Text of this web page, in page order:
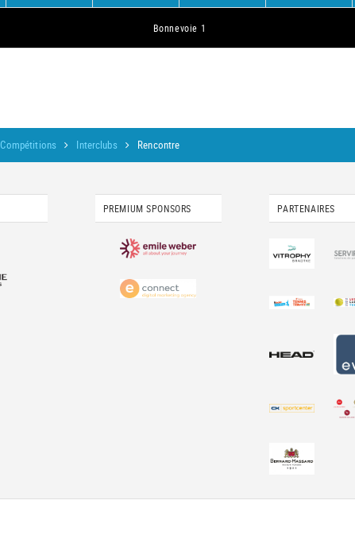
Bonnevoie 1
Compétitions Interclubs Rencontre
PREMIUM SPONSORS PARTENAIRES